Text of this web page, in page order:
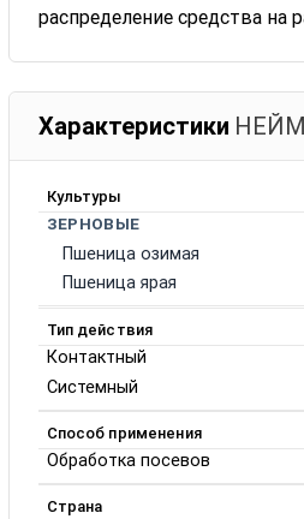
распределение средства на
Характеристики
Культуры
ЗЕРНОВЫЕ
Пшеница озимая
Пшеница ярая
Тип действия
Контактный
Системный
Способ применения
Обработка посевов
Страна